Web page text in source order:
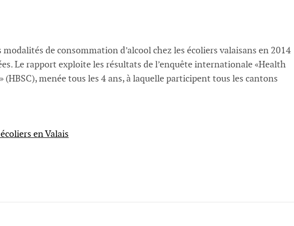
de consommation d’alcool chez les écoliers valaisans en 2014
Le rapport exploite les résultats de l’enquête internationale «Health
menée tous les 4 ans, à laquelle participent tous les cantons
en Valais